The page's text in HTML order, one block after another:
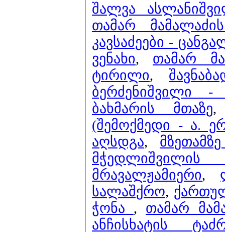
შალვა
თამარ
კავსაძეები -
ვენახი, თამარ
ტირილი,
ბერძენიშვილი
ბახმარის მთაზე
(შემოქმედი - ა.
აღსდგა,
მრავალჟამიერი,
სალაშქრო,
ჭონა , თამარ
ანჩისხატის